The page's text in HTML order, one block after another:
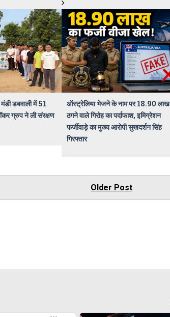
डबवाली में 51
ग्रुप ने ली संरक्षण
ऑस्ट्रेलिया भेजने के नाम पर 18.90 लाख
ठगने वाले गिरोह का पर्दाफाश, इमिग्रेशन
फर्जीवाड़े का मुख्य आरोपी सुखदर्शन सिंह
गिरफ्तार
Older Post